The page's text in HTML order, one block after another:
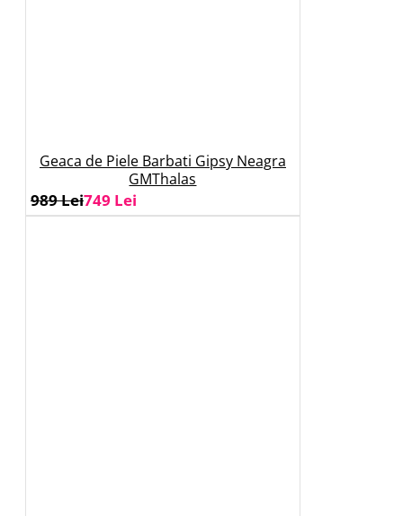
Geaca de Piele Barbati Gipsy Neagra
GMThalas
749 Lei
989 Lei